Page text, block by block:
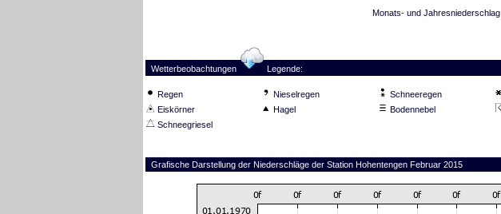
Monats- und Jahresniederschlag
Wetterbeobachtungen Legende:
Regen Nieselregen Schneeregen
Eiskörner
Hagel Bodennebel
Schneegriesel
Grafische Darstellung der Niederschläge der Station Hohentengen Februar 2015